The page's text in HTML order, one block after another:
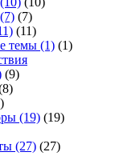
(7) (7)
(11)
темы (1) (1)
(9)
(19) (19)
(27) (27)